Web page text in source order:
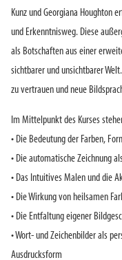
Kunz und Georgiana Houghton
und Erkenntnisweg. Diese
als Botschaften aus einer
sichtbarer und unsichtbarer
zu vertrauen und neue
Im Mittelpunkt des Kurses
• Die Bedeutung der Farben,
• Die automatische Zeichnung
• Das Intuitives Malen und die
• Die Wirkung von heilsamen
• Die Entfaltung eigener
• Wort- und Zeichenbilder als
Ausdrucksform